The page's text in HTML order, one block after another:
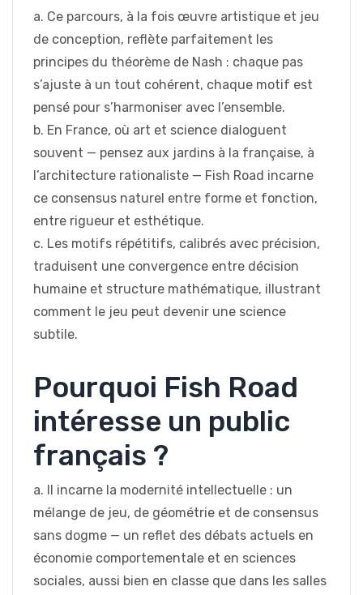
a. Ce parcours, à la fois œuvre artistique et jeu
de conception, reflète parfaitement les
principes du théorème de Nash : chaque pas
s’ajuste à un tout cohérent, chaque motif est
pensé pour s’harmoniser avec l’ensemble.
b. En France, où art et science dialoguent
souvent — pensez aux jardins à la française, à
l’architecture rationaliste — Fish Road incarne
ce consensus naturel entre forme et fonction,
entre rigueur et esthétique.
c. Les motifs répétitifs, calibrés avec précision,
traduisent une convergence entre décision
humaine et structure mathématique, illustrant
comment le jeu peut devenir une science
subtile.
Pourquoi Fish Road
intéresse un public
français ?
a. Il incarne la modernité intellectuelle : un
mélange de jeu, de géométrie et de consensus
sans dogme — un reflet des débats actuels en
économie comportementale et en sciences
sociales, aussi bien en classe que dans les salles